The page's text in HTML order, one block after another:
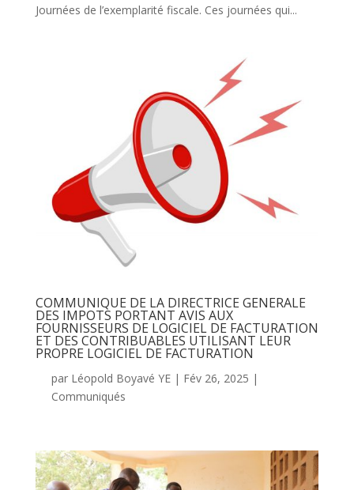
Journées de l’exemplarité fiscale. Ces journées qui...
COMMUNIQUE DE LA DIRECTRICE GENERALE
DES IMPOTS PORTANT AVIS AUX
FOURNISSEURS DE LOGICIEL DE FACTURATION
ET DES CONTRIBUABLES UTILISANT LEUR
PROPRE LOGICIEL DE FACTURATION
par Léopold Boyavé YE| Fév 26, 2025 |
Communiqués